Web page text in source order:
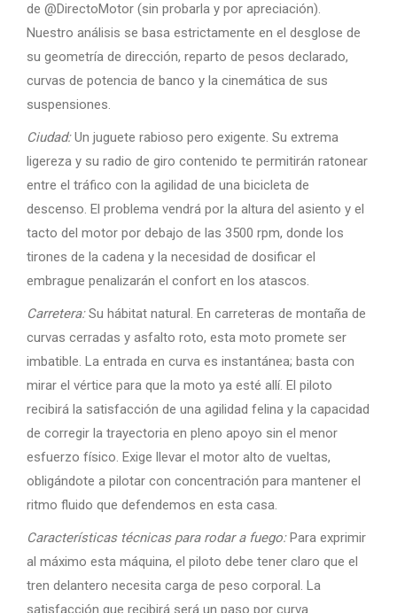
de @DirectoMotor (sin probarla y por apreciación).
Nuestro análisis se basa estrictamente en el desglose de
su geometría de dirección, reparto de pesos declarado,
curvas de potencia de banco y la cinemática de sus
suspensiones.
Ciudad:Un juguete rabioso pero exigente. Su extrema
ligereza y su radio de giro contenido te permitirán ratonear
entre el tráfico con la agilidad de una bicicleta de
descenso. El problema vendrá por la altura del asiento y el
tacto del motor por debajo de las 3500 rpm, donde los
tirones de la cadena y la necesidad de dosificar el
embrague penalizarán el confort en los atascos.
Carretera:Su hábitat natural. En carreteras de montaña de
curvas cerradas y asfalto roto, esta moto promete ser
imbatible. La entrada en curva es instantánea; basta con
mirar el vértice para que la moto ya esté allí. El piloto
recibirá la satisfacción de una agilidad felina y la capacidad
de corregir la trayectoria en pleno apoyo sin el menor
esfuerzo físico. Exige llevar el motor alto de vueltas,
obligándote a pilotar con concentración para mantener el
ritmo fluido que defendemos en esta casa.
Características técnicas para rodar a fuego:Para exprimir
al máximo esta máquina, el piloto debe tener claro que el
tren delantero necesita carga de peso corporal. La
satisfacción que recibirá será un paso por curva